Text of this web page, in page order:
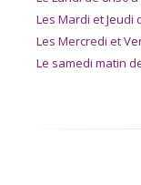
Les Mardi et Jeudi
Les Mercredi et
Le samedi matin